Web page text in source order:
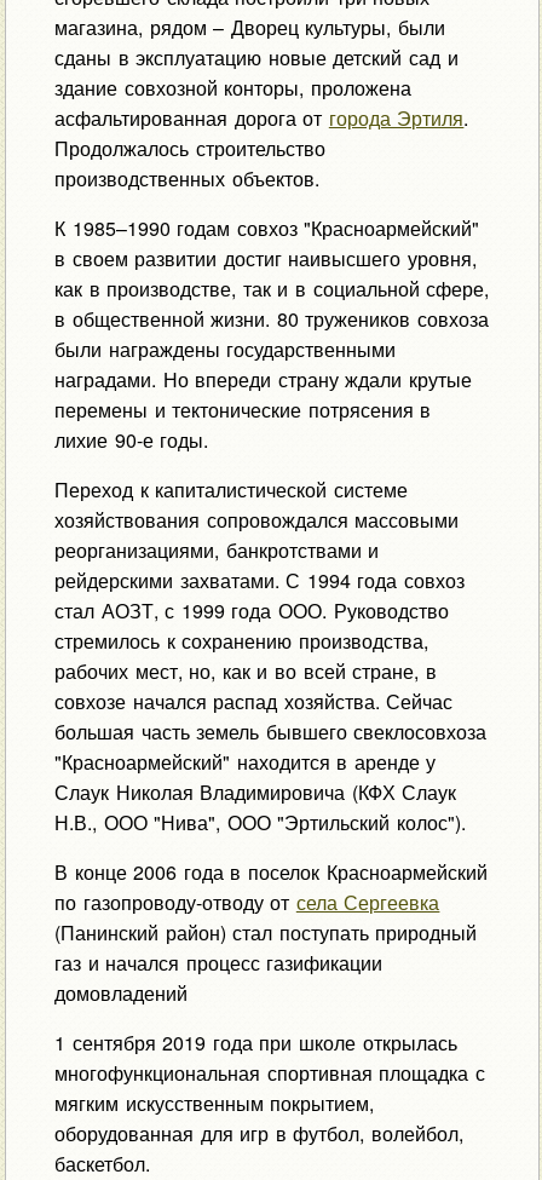
магазина, рядом – Дворец культуры, были
сданы в эксплуатацию новые детский сад и
здание совхозной конторы, проложена
асфальтированная дорога от города Эртиля.
Продолжалось строительство
производственных объектов.
К 1985–1990 годам совхоз "Красноармейский"
в своем развитии достиг наивысшего уровня,
как в производстве, так и в социальной сфере,
в общественной жизни. 80 тружеников совхоза
были награждены государственными
наградами. Но впереди страну ждали крутые
перемены и тектонические потрясения в
лихие 90-е годы.
Переход к капиталистической системе
хозяйствования сопровождался массовыми
реорганизациями, банкротствами и
рейдерскими захватами. С 1994 года совхоз
стал АОЗТ, с 1999 года ООО. Руководство
стремилось к сохранению производства,
рабочих мест, но, как и во всей стране, в
совхозе начался распад хозяйства. Сейчас
большая часть земель бывшего свеклосовхоза
"Красноармейский" находится в аренде у
Слаук Николая Владимировича (КФХ Слаук
Н.В., ООО "Нива", ООО "Эртильский колос").
В конце 2006 года в поселок Красноармейский
по газопроводу-отводу от села Сергеевка
(Панинский район) стал поступать природный
газ и начался процесс газификации
домовладений
1 сентября 2019 года при школе открылась
многофункциональная спортивная площадка с
мягким искусственным покрытием,
оборудованная для игр в футбол, волейбол,
баскетбол.